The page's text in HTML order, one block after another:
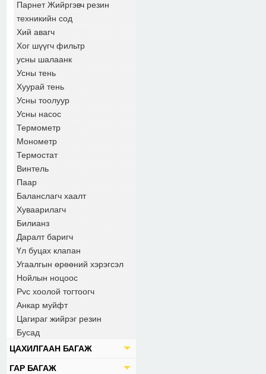
Парнет Жийргэвч резин
техникийн сод
Хий авагч
Хог шүүгч фильтр
усны шалаанк
Усны тень
Хуурай тень
Усны тоолуур
Усны насос
Термометр
Монометр
Термостат
Винтель
Паар
Баланслагч хаалт
Хуваарилагч
Билианз
Даралт баригч
Үл буцах клапан
Угаалгын өрөөний хэрэгсэл
Нойлын ноцоос
Pvc хоолой тогтоогч
Анкар муйфт
Цагираг жийрэг резин
Бусад
ЦАХИЛГААН БАГАЖ
ГАР БАГАЖ